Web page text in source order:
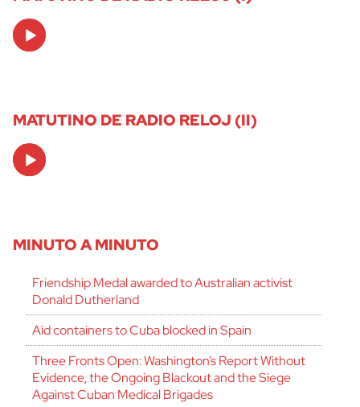
Audio
Player
MATUTINO DE RADIO RELOJ (II)
Audio
Player
MINUTO A MINUTO
Friendship Medal awarded to Australian activist
Donald Dutherland
Aid containers to Cuba blocked in Spain
Three Fronts Open: Washington’s Report Without
Evidence, the Ongoing Blackout and the Siege
Against Cuban Medical Brigades